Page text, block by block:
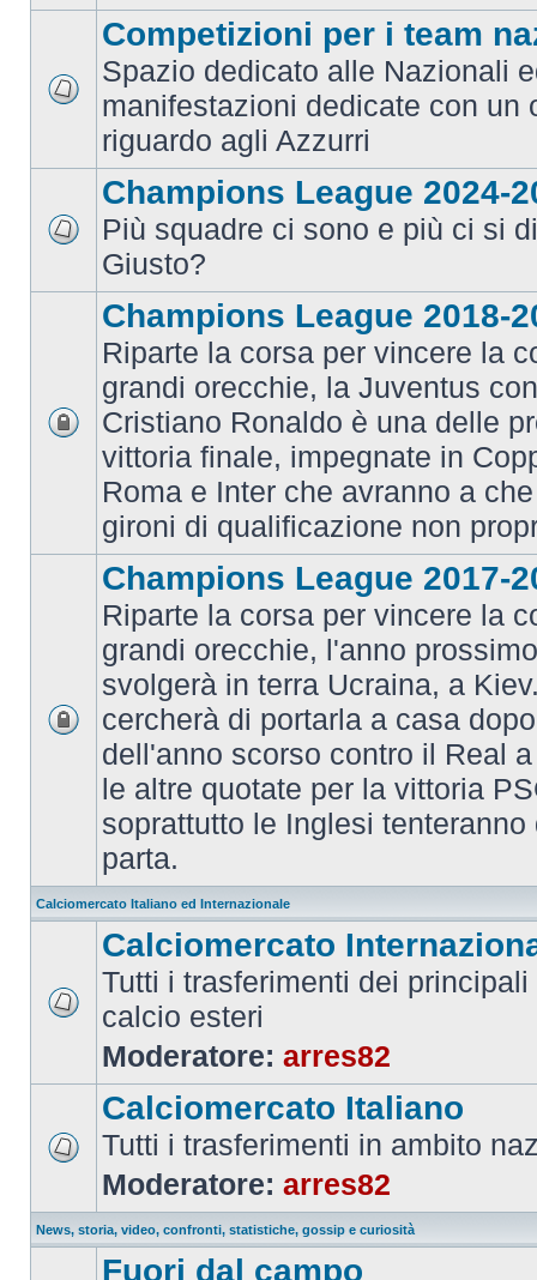
Competizioni per i team
Spazio dedicato alle Nazionali
manifestazioni dedicate con un
riguardo agli Azzurri
Champions League 2024-
Più squadre ci sono e più ci si
Giusto?
Champions League 2018-
Riparte la corsa per vincere la
grandi orecchie, la Juventus
Cristiano Ronaldo è una delle
vittoria finale, impegnate in
Roma e Inter che avranno a
gironi di qualificazione non
Champions League 2017-
Riparte la corsa per vincere la
grandi orecchie, l'anno
svolgerà in terra Ucraina, a
cercherà di portarla a casa
dell'anno scorso contro il Real
le altre quotate per la vittoria
soprattutto le Inglesi tenteranno
parta.
Calciomercato Italiano ed Internazionale
Calciomercato
Tutti i trasferimenti dei
calcio esteri
Moderatore: arres82
Calciomercato Italiano
Tutti i trasferimenti in ambito
Moderatore: arres82
News, storia, video, confronti, statistiche, gossip e curiosità
Fuori dal campo